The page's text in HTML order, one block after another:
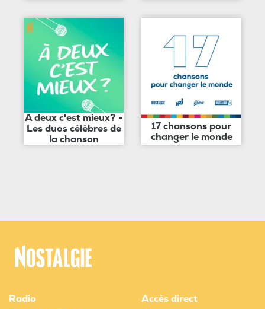
A deux c'est mieux? -
Les duos célèbres de
la chanson
17 chansons pour
changer le monde
Radio Accès direct